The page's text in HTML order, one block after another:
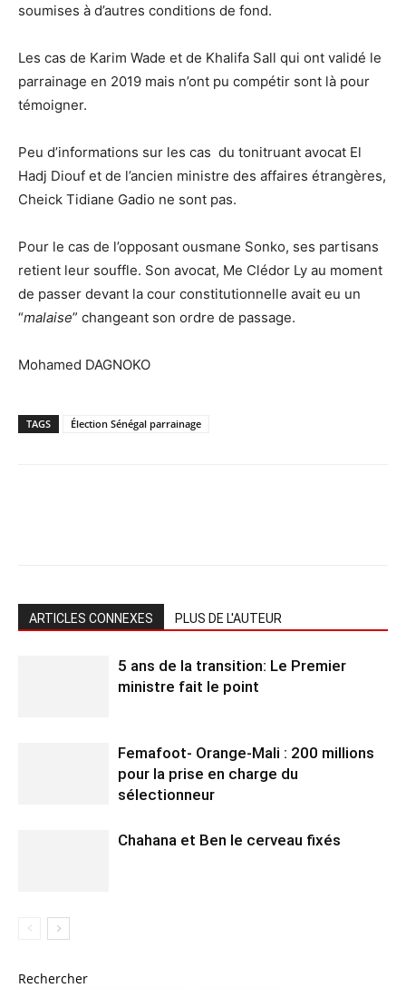
soumises à d’autres conditions de fond.
Les cas de Karim Wade et de Khalifa Sall qui ont validé le
parrainage en 2019 mais n’ont pu compétir sont là pour
témoigner.
Peu d’informations sur les cas du tonitruant avocat El
Hadj Diouf et de l’ancien ministre des affaires étrangères,
Cheick Tidiane Gadio ne sont pas.
Pour le cas de l’opposant ousmane Sonko, ses partisans
retient leur souffle. Son avocat, Me Clédor Ly au moment
de passer devant la cour constitutionnelle avait eu un
“malaise” changeant son ordre de passage.
Mohamed DAGNOKO
TAGS Élection Sénégal parrainage
ARTICLES CONNEXES PLUS DE L'AUTEUR
5 ans de la transition: Le Premier
ministre fait le point
Femafoot- Orange-Mali : 200 millions
pour la prise en charge du
sélectionneur
Chahana et Ben le cerveau fixés
Rechercher